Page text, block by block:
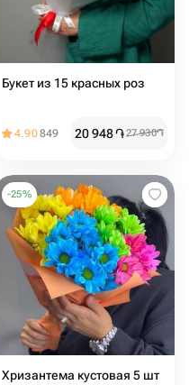
Букет из 15 красных роз
4.90849 20 948֏27 930֏
-25%
Хризантема кустовая 5 шт